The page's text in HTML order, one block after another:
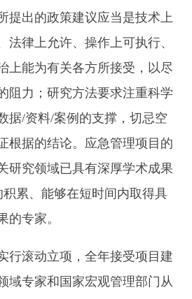
提出的政策建议应当是技术上
法律上允许、操作上可执行、
上能为有关各方所接受，以尽
阻力；研究方法要求注重科学
据/资料/案例的支撑，切忌空
根据的结论。应急管理项目的
研究领域已具有深厚学术成果
累、能够在短时间内取得具
的专家。
滚动立项，全年接受项目建
域专家和国家宏观管理部门从